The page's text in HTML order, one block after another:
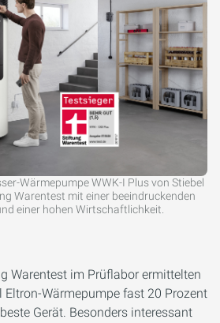
Wärmepumpe WWK-I Plus von Stiebel
Warentest mit einer beeindruckenden
einer hohen Wirtschaftlichkeit.
Warentest im Prüflabor ermittelten
Eltron-Wärmepumpe fast 20 Prozent
Gerät. Besonders interessant